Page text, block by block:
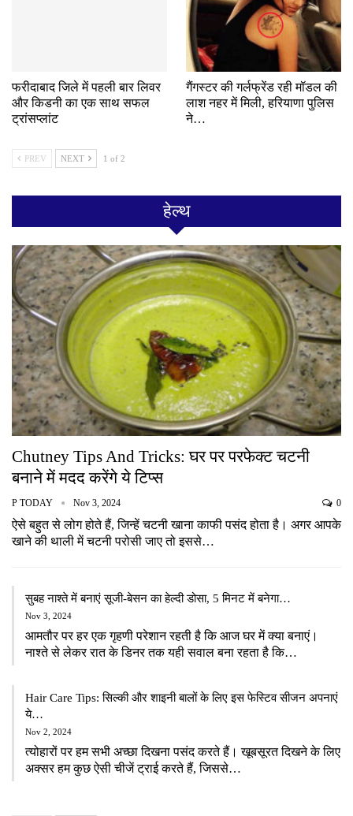
फरीदाबाद जिले में पहली बार लिवर
और किडनी का एक साथ सफल
ट्रांसप्लांट
गैंगस्टर की गर्लफ्रेंड रही मॉडल की
लाश नहर में मिली, हरियाणा पुलिस
ने…
PREV NEXT 1 of 2
हेल्थ
Chutney Tips And Tricks: घर पर परफेक्ट चटनी
बनाने में मदद करेंगे ये टिप्स
P TODAY Nov 3, 2024 0
ऐसे बहुत से लोग होते हैं, जिन्हें चटनी खाना काफी पसंद होता है। अगर आपके
खाने की थाली में चटनी परोसी जाए तो इससे…
सुबह नाश्ते में बनाएं सूजी-बेसन का हेल्दी डोसा, 5 मिनट में बनेगा…
Nov 3, 2024
आमतौर पर हर एक गृहणी परेशान रहती है कि आज घर में क्या बनाएं।
नाश्ते से लेकर रात के डिनर तक यही सवाल बना रहता है कि…
Hair Care Tips: सिल्की और शाइनी बालों के लिए इस फेस्टिव सीजन अपनाएं
ये…
Nov 2, 2024
त्योहारों पर हम सभी अच्छा दिखना पसंद करते हैं। खूबसूरत दिखने के लिए
अक्सर हम कुछ ऐसी चीजें ट्राई करते हैं, जिससे…